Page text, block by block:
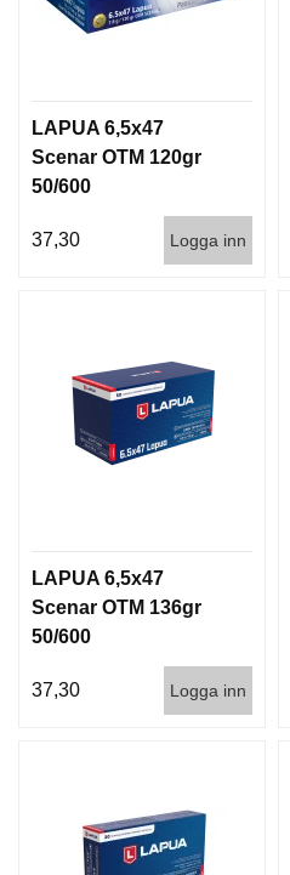
LAPUA 6,5x47
Scenar OTM 120gr
50/600
37,30 Logga inn
LAPUA 6,5x47
Scenar OTM 136gr
50/600
37,30 Logga inn